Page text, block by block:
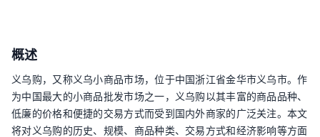
概述
义乌购，又称义乌小商品市场，位于中国浙江省金华市义乌市。作
为中国最大的小商品批发市场之一，义乌购以其丰富的商品品种、
低廉的价格和便捷的交易方式而受到国内外商家的广泛关注。本文
将对义乌购的历史、规模、商品种类、交易方式和经济影响等方面